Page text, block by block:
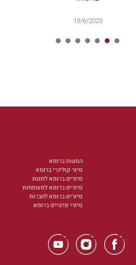
19/6/2023
הסעות ברומא
סיור קולינרי ברומא
סיורים ברומא לזוגות
סיורים ברומא למשפחות
סיורים ברומא לחברות
סיורי פרטיים ברומא